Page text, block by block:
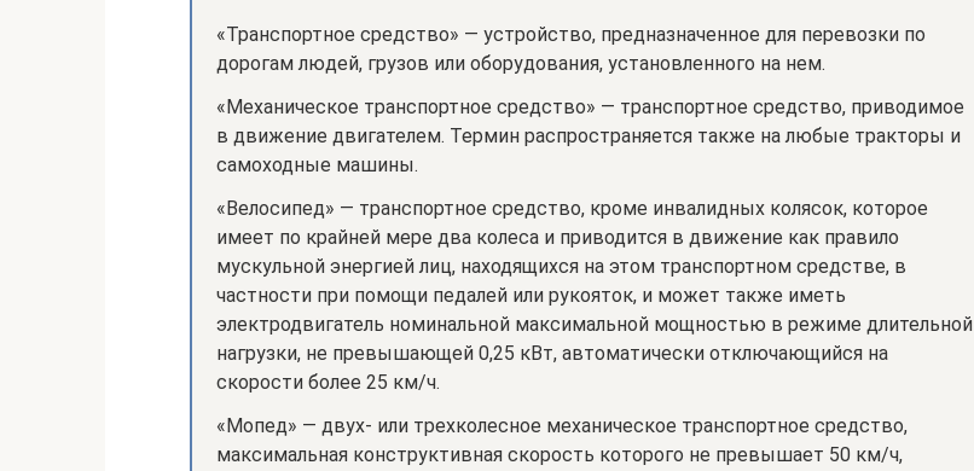
«Транспортное средство» — устройство, предназначенное для перевозки по
дорогам людей, грузов или оборудования, установленного на нем.
«Механическое транспортное средство» — транспортное средство, приводимое
в движение двигателем. Термин распространяется также на любые тракторы и
самоходные машины.
«Велосипед» — транспортное средство, кроме инвалидных колясок, которое
имеет по крайней мере два колеса и приводится в движение как правило
мускульной энергией лиц, находящихся на этом транспортном средстве, в
частности при помощи педалей или рукояток, и может также иметь
электродвигатель номинальной максимальной мощностью в режиме длительной
нагрузки, не превышающей 0,25 кВт, автоматически отключающийся на
скорости более 25 км/ч.
«Мопед» — двух- или трехколесное механическое транспортное средство,
максимальная конструктивная скорость которого не превышает 50 км/ч,